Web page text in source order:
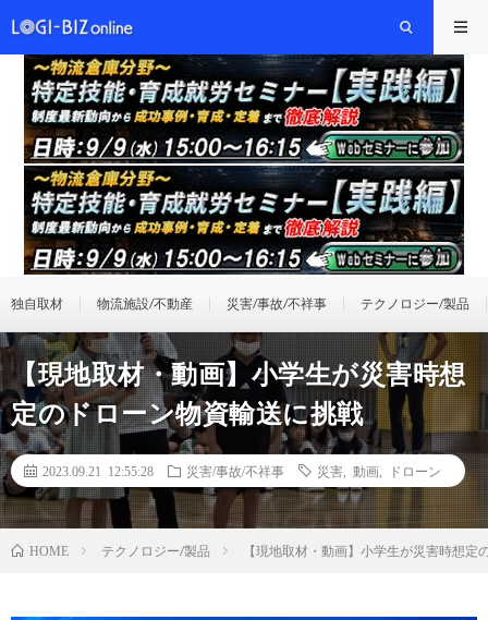
独自取材 物流施設/不動産 災害/事故/不祥事 テクノロジー/製品
【現地取材・動画】小学生が災害時想
定のドローン物資輸送に挑戦
2023.09.21 12:55:28 災害/事故/不祥事 災害 動画 ドローン
HOME テクノロジー/製品 【現地取材・動画】小学生が災害時想定